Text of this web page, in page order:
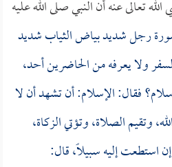
تعالى عنه أن النبي صلى الله عليه
رجل شديد بياض الثياب شديد
ولا يعرفه من الحاضرين أحد،
فقال: الإسلام: أن تشهد أن لا
وتقيم الصلاة، وتؤتي الزكاة،
استطعت إليه سبيلاً، قال: